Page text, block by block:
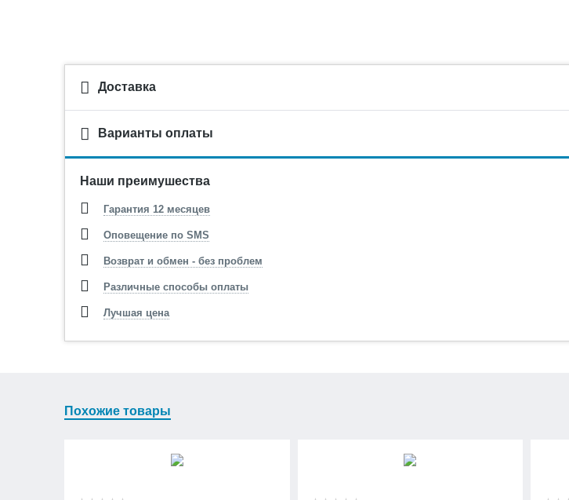
Доставка
Варианты оплаты
Наши преимушества
Гарантия 12 месяцев
Оповещение по SMS
Возврат и обмен - без проблем
Различные способы оплаты
Лучшая цена
Похожие товары